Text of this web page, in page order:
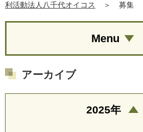
利活動法人八千代オイコス
＞ 募集
Menu
アーカイブ
2025年